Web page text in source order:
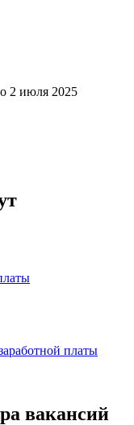
2 июля 2025
платы
вакансий